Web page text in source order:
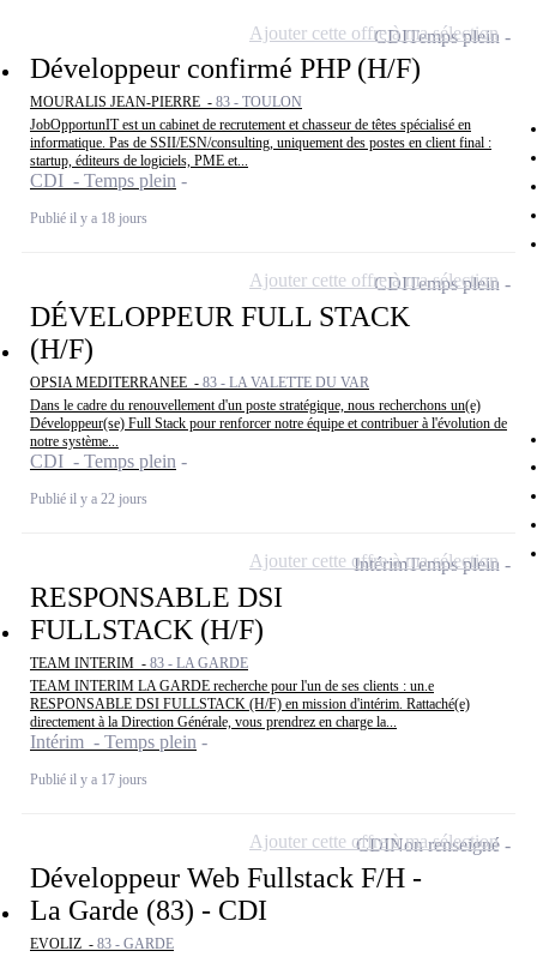
Développeur confirmé PHP (H/F)
MOURALIS JEAN-PIERRE - 83 - TOULON
JobOpportunIT est un cabinet de recrutement et chasseur de têtes spécialisé en
informatique. Pas de SSII/ESN/consulting, uniquement des postes en client final :
startup, éditeurs de logiciels, PME et...
CDI - Temps plein
Publié il y a 18 jours
CDITemps plein
Ajouter cette offre à ma sélection
DÉVELOPPEUR FULL STACK
(H/F)
OPSIA MEDITERRANEE - 83 - LA VALETTE DU VAR
Dans le cadre du renouvellement d'un poste stratégique, nous recherchons un(e)
Développeur(se) Full Stack pour renforcer notre équipe et contribuer à l'évolution de
notre système...
CDI - Temps plein
Publié il y a 22 jours
CDITemps plein
Ajouter cette offre à ma sélection
RESPONSABLE DSI
FULLSTACK (H/F)
TEAM INTERIM - 83 - LA GARDE
TEAM INTERIM LA GARDE recherche pour l'un de ses clients : un.e
RESPONSABLE DSI FULLSTACK (H/F) en mission d'intérim. Rattaché(e)
directement à la Direction Générale, vous prendrez en charge la...
Intérim - Temps plein
Publié il y a 17 jours
IntérimTemps plein
Ajouter cette offre à ma sélection
Développeur Web Fullstack F/H -
La Garde (83) - CDI
EVOLIZ - 83 - GARDE
CDINon renseigné
Ajouter cette offre à ma sélection